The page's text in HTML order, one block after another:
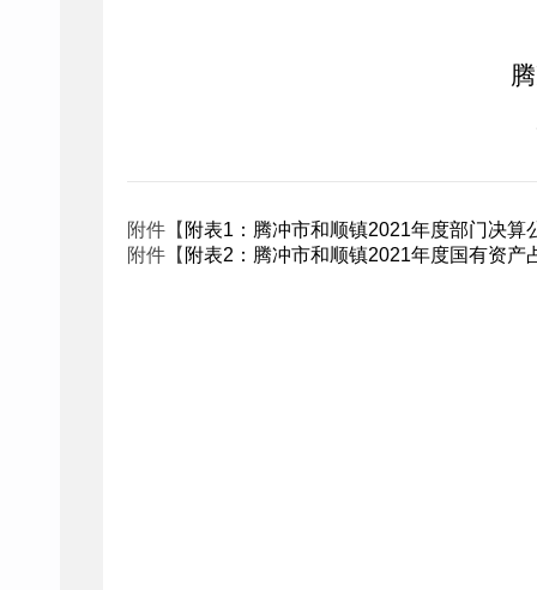
附件【 附表1：腾冲市和顺镇2021年度部门决算
附件【 附表2：腾冲市和顺镇2021年度国有资产